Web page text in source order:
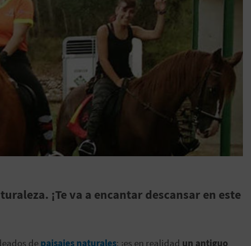
¡Te va a encantar descansar en este
de paisajes naturales: ¡es en realidad un antiguo